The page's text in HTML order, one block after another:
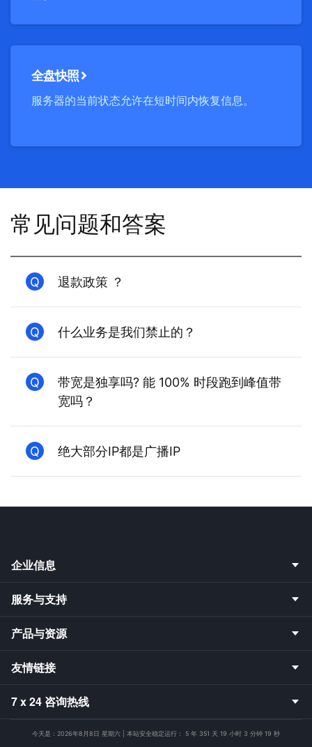
全盘快照
服务器的当前状态允许在短时间内恢复信息。
常见问题和答案
Q 退款政策 ？
Q 什么业务是我们禁止的？
Q
带宽是独享吗? 能 100% 时段跑到峰值带
宽吗？
Q 绝大部分IP都是广播IP
企业信息
服务与支持
产品与资源
友情链接
7 x 24 咨询热线
今天是： 2026年8月8日 星期六 | 本站安全稳定运行： 5 年 351 天 19 小时 3 分钟 20 秒